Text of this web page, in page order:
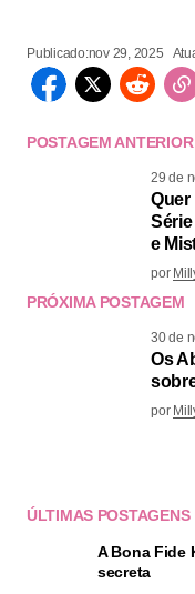
Publicado:nov 29, 2025
POSTAGEM ANTERIOR
29 de
Quer
e
por
PRÓXIMA POSTAGEM
30 de
Os
por
ÚLTIMAS POSTAGENS
A Bona Fide
secreta